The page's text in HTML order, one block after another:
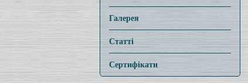
Галерея
Статті
Сертифікати